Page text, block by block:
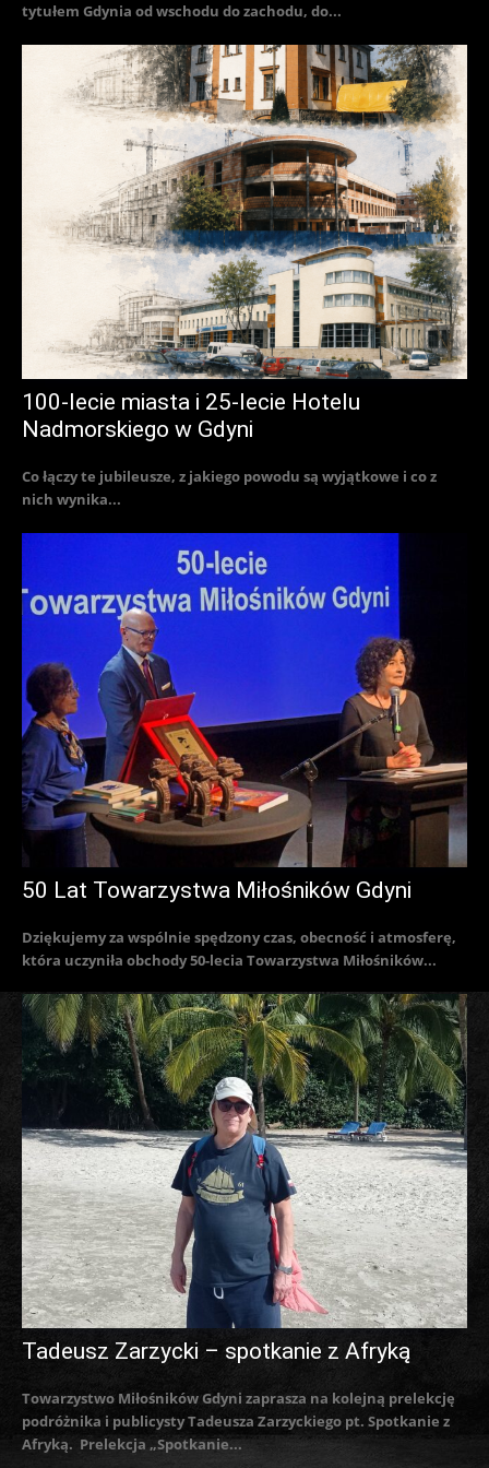
tytułem Gdynia od wschodu do zachodu, do...
100-lecie miasta i 25-lecie Hotelu
Nadmorskiego w Gdyni
Co łączy te jubileusze, z jakiego powodu są wyjątkowe i co z
nich wynika...
50 Lat Towarzystwa Miłośników Gdyni
Dziękujemy za wspólnie spędzony czas, obecność i atmosferę,
która uczyniła obchody 50-lecia Towarzystwa Miłośników...
Tadeusz Zarzycki – spotkanie z Afryką
Towarzystwo Miłośników Gdyni zaprasza na kolejną prelekcję
podróżnika i publicysty Tadeusza Zarzyckiego pt. Spotkanie z
Afryką. Prelekcja „Spotkanie...